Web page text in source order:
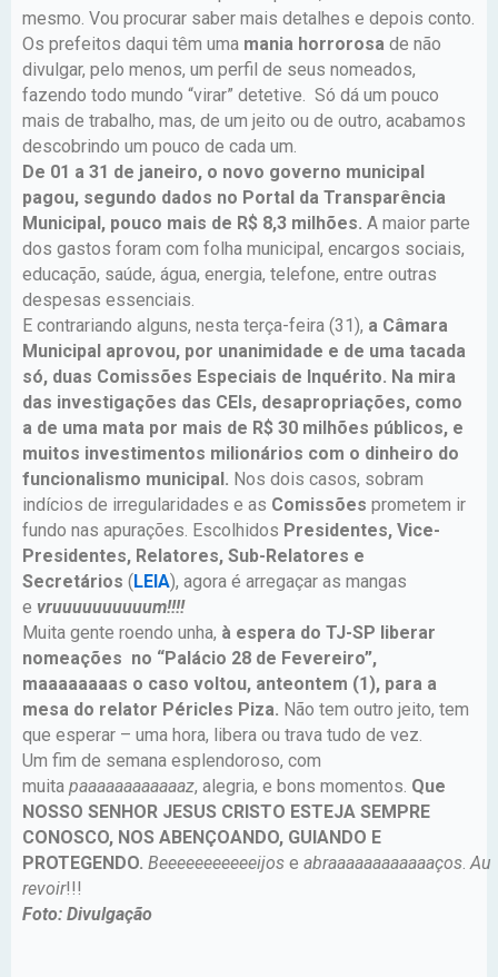
mesmo. Vou procurar saber mais detalhes e depois conto.
Os prefeitos daqui têm uma mania horrorosa de não
divulgar, pelo menos, um perfil de seus nomeados,
fazendo todo mundo “virar” detetive. Só dá um pouco
mais de trabalho, mas, de um jeito ou de outro, acabamos
descobrindo um pouco de cada um.
De 01 a 31 de janeiro, o novo governo municipal
pagou, segundo dados no Portal da Transparência
Municipal, pouco mais de R$ 8,3 milhões. A maior parte
dos gastos foram com folha municipal, encargos sociais,
educação, saúde, água, energia, telefone, entre outras
despesas essenciais.
E contrariando alguns, nesta terça-feira (31), a Câmara
Municipal aprovou, por unanimidade e de uma tacada
só, duas Comissões Especiais de Inquérito. Na mira
das investigações das CEIs, desapropriações, como
a de uma mata por mais de R$ 30 milhões públicos, e
muitos investimentos milionários com o dinheiro do
funcionalismo municipal. Nos dois casos, sobram
indícios de irregularidades e as Comissões prometem ir
fundo nas apurações. Escolhidos Presidentes, Vice-
Presidentes, Relatores, Sub-Relatores e
Secretários (LEIA), agora é arregaçar as mangas
e vruuuuuuuuuum!!!!
Muita gente roendo unha, à espera do TJ-SP liberar
nomeações no “Palácio 28 de Fevereiro”,
maaaaaaaas o caso voltou, anteontem (1), para a
mesa do relator Péricles Piza. Não tem outro jeito, tem
que esperar – uma hora, libera ou trava tudo de vez.
Um fim de semana esplendoroso, com
muita paaaaaaaaaaaaz, alegria, e bons momentos. Que
NOSSO SENHOR JESUS CRISTO ESTEJA SEMPRE
CONOSCO, NOS ABENÇOANDO, GUIANDO E
PROTEGENDO. Beeeeeeeeeeeijos e abraaaaaaaaaaaaços.Au
revoir!!!
Foto: Divulgação